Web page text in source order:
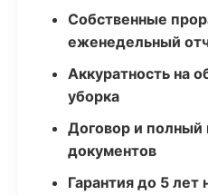
Собственные
еженедельный
Аккуратность на
уборка
Договор и
документов
Гарантия до 5